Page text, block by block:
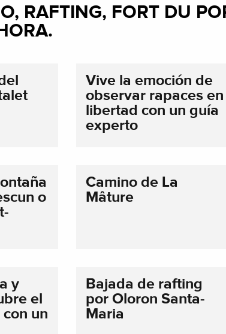
RAFTING, FORT DU
Vive la emoción de
observar rapaces en
libertad con un guía
experto
o
Camino de La
Mâture
y
el
un
Bajada de rafting
por Oloron Santa-
Maria